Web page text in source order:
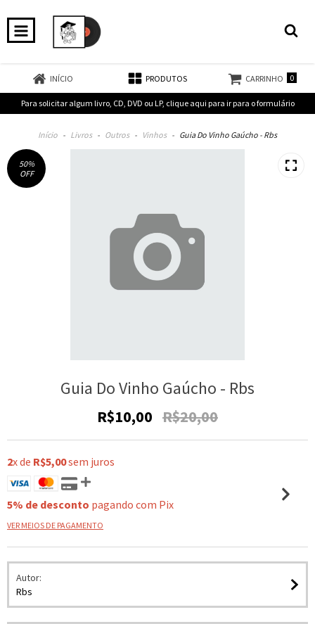
INÍCIO PRODUTOS CARRINHO 0
Para solicitar algum livro, CD, DVD ou LP, clique aqui para ir para o formulário
Início - Livros - Outros - Vinhos - Guia Do Vinho Gaúcho - Rbs
50%
OFF
Guia Do Vinho Gaúcho - Rbs
R$10,00 R$20,00
2x de R$5,00sem juros
5% de desconto pagando com Pix
VER MEIOS DE PAGAMENTO
Autor:
Rbs